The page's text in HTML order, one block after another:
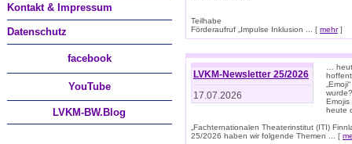
Kontakt & Impressum
Datenschutz
facebook
YouTube
LVKM-BW.Blog
Teilhabe
Förderaufruf „Impulse Inklusion ... [ mehr]
LVKM-Newsletter 25/2026
17.07.2026
…
Emojis
heute
„Fachternationalen Theaterinstitut (ITI)
25/2026 haben wir folgende Themen ... [